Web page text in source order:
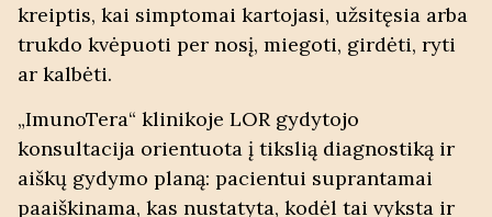
kreiptis, kai simptomai kartojasi, užsitęsia arba
trukdo kvėpuoti per nosį, miegoti, girdėti, ryti
ar kalbėti.
„ImunoTera“ klinikoje LOR gydytojo
konsultacija orientuota į tikslią diagnostiką ir
aiškų gydymo planą: pacientui suprantamai
paaiškinama, kas nustatyta, kodėl tai vyksta ir